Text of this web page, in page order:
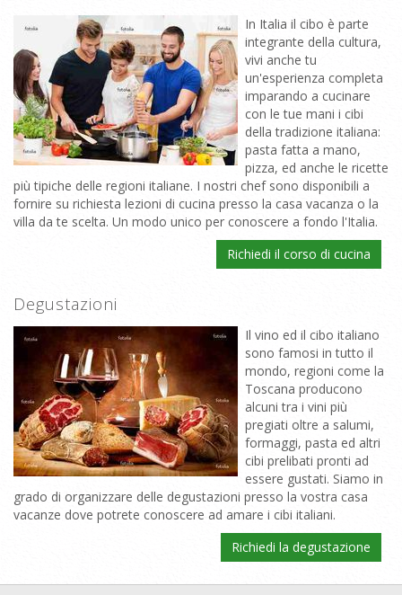
In Italia il cibo è parte
integrante della cultura,
vivi anche tu
un'esperienza completa
imparando a cucinare
con le tue mani i cibi
della tradizione italiana:
pasta fatta a mano,
pizza, ed anche le ricette
più tipiche delle regioni italiane. I nostri chef sono disponibili a
fornire su richiesta lezioni di cucina presso la casa vacanza o la
villa da te scelta. Un modo unico per conoscere a fondo l'Italia.
Richiedi il corso di cucina
Degustazioni
Il vino ed il cibo italiano
sono famosi in tutto il
mondo, regioni come la
Toscana producono
alcuni tra i vini più
pregiati oltre a salumi,
formaggi, pasta ed altri
cibi prelibati pronti ad
essere gustati. Siamo in
grado di organizzare delle degustazioni presso la vostra casa
vacanze dove potrete conoscere ad amare i cibi italiani.
Richiedi la degustazione